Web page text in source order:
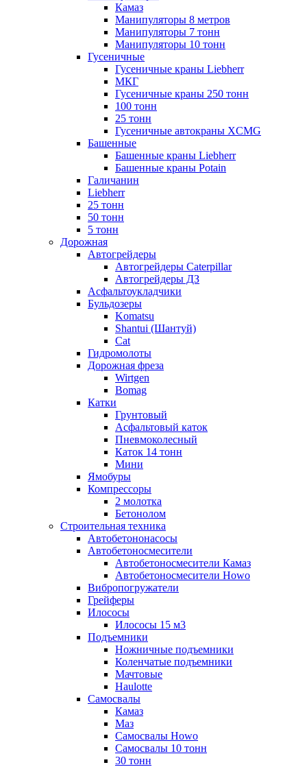
Камаз
Манипуляторы 8 метров
Манипуляторы 7 тонн
Манипуляторы 10 тонн
Гусеничные
Гусеничные краны Liebherr
МКГ
Гусеничные краны 250 тонн
100 тонн
25 тонн
Гусеничные автокраны XCMG
Башенные
Башенные краны Liebherr
Башенные краны Potain
Галичанин
Liebherr
25 тонн
50 тонн
5 тонн
Дорожная
Автогрейдеры
Автогрейдеры Caterpillar
Автогрейдеры ДЗ
Асфальтоукладчики
Бульдозеры
Komatsu
Shantui (Шантуй)
Cat
Гидромолоты
Дорожная фреза
Wirtgen
Bomag
Катки
Грунтовый
Асфальтовый каток
Пневмоколесный
Каток 14 тонн
Мини
Ямобуры
Компрессоры
2 молотка
Бетонолом
Строительная техника
Автобетононасосы
Автобетоносмесители
Автобетоносмесители Камаз
Автобетоносмесители Howo
Вибропогружатели
Грейферы
Илососы
Илососы 15 м3
Подъемники
Ножничные подъемники
Коленчатые подъемники
Мачтовые
Haulotte
Самосвалы
Камаз
Маз
Самосвалы Howo
Самосвалы 10 тонн
30 тонн